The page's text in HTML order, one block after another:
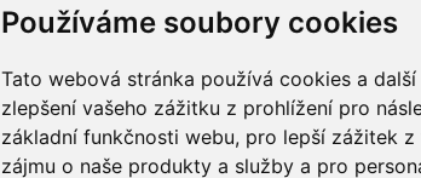
Používáme soubory cookies
Tato webová stránka používá cookies a
zlepšení vašeho zážitku z prohlížení pro
základní funkčnosti webu, pro lepší zážitek z
zájmu o naše produkty a služby a pro
Souhlasím sezpracováním
Přihlásit se